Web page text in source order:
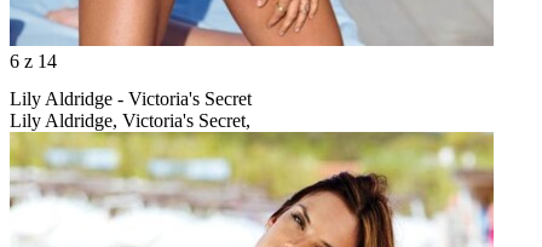
6 z 14
Lily Aldridge - Victoria's Secret
Lily Aldridge, Victoria's Secret,